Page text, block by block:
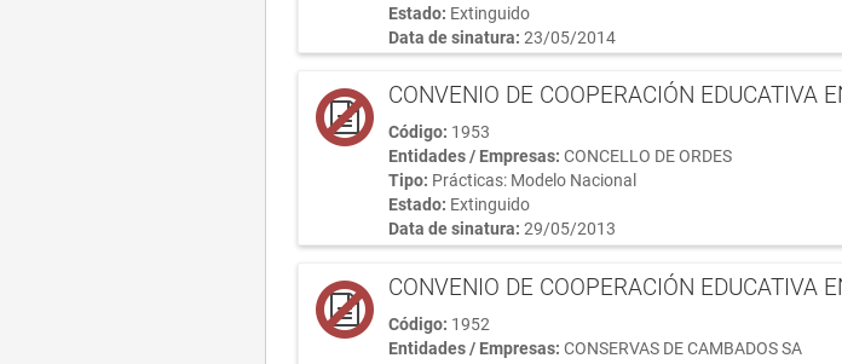
Estado: Extinguido
Data de sinatura: 23/05/2014
CONVENIO DE COOPERACIÓN EDUCATIVA
Código: 1953
Entidades / Empresas: CONCELLO DE ORDES
Tipo: Prácticas: Modelo Nacional
Estado: Extinguido
Data de sinatura: 29/05/2013
CONVENIO DE COOPERACIÓN EDUCATIVA
Código: 1952
Entidades / Empresas: CONSERVAS DE CAMBADOS SA